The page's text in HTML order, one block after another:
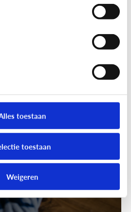
toestaan
toestaan
Weigeren
moeite met
Welke apps
kunnen helpen?